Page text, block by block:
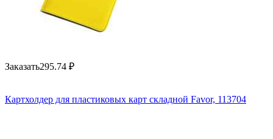
Заказать295.74 ₽
Картхолдер для пластиковых карт складной Favor, 113704